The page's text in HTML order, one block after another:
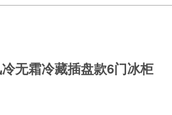
无霜冷藏插盘款6门冰柜